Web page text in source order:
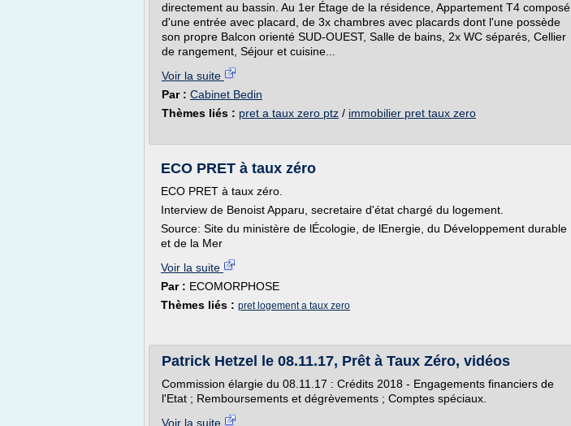
directement au bassin. Au 1er Étage de la résidence, Appartement T4 composé
d'une entrée avec placard, de 3x chambres avec placards dont l'une possède
son propre Balcon orienté SUD-OUEST, Salle de bains, 2x WC séparés, Cellier
de rangement, Séjour et cuisine...
Voir la suite
Par : Cabinet Bedin
Thèmes liés : pret a taux zero ptz / immobilier pret taux zero
ECO PRET à taux zéro
ECO PRET à taux zéro.
Interview de Benoist Apparu, secretaire d'état chargé du logement.
Source: Site du ministère de lÉcologie, de lEnergie, du Développement durable
et de la Mer
Voir la suite
Par : ECOMORPHOSE
Thèmes liés : pret logement a taux zero
Patrick Hetzel le 08.11.17, Prêt à Taux Zéro, vidéos
Commission élargie du 08.11.17 : Crédits 2018 - Engagements financiers de
l'Etat ; Remboursements et dégrèvements ; Comptes spéciaux.
Voir la suite